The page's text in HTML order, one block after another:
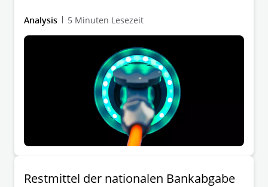
insbesondere beleuchten wir das
Finanztransfergeschäft, stellen typische
Fallkonstellationen bei der Auslagerung von
Ladedienstleistungen dar und erläutern die Limited
Range-Ausnahme im Umfeld der Elektromobilität.
Analysis 5 Minuten Lesezeit
Restmittel der nationalen Bankabgabe